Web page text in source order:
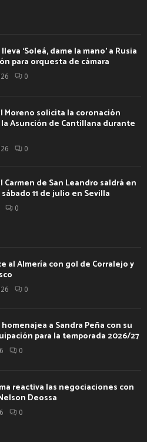
‘Soleá, dame la mano’ a Rusia
para orquesta de cámara
0
Moreno solicita la coronación
Asunción de Cantillana durante
0
Carmen de San Leandro saldrá en
11 de julio en Sevilla
0
al Almería con gol de Corralejo y
0
a Sandra Peña con su
para la temporada 2026/27
0
reactiva las negociaciones con
Deossa
0